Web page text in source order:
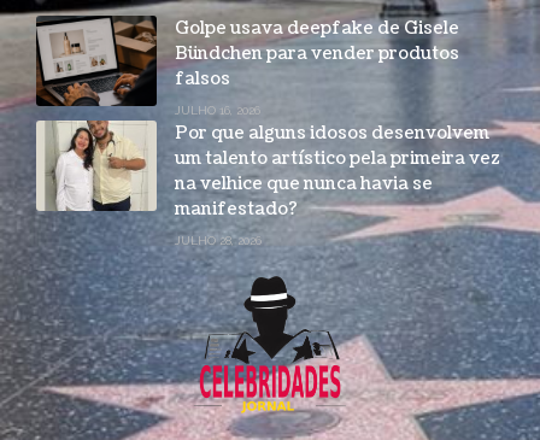
Golpe usava deepfake de Gisele
Bündchen para vender produtos
falsos
JULHO 16, 2026
Por que alguns idosos desenvolvem
um talento artístico pela primeira vez
na velhice que nunca havia se
manifestado?
JULHO 28, 2026